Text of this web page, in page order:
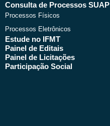
Consulta de Processos SUAP
Processos Físicos
Processos Eletrônicos
Estude no IFMT
Painel de Editais
Painel de Licitações
Participação Social